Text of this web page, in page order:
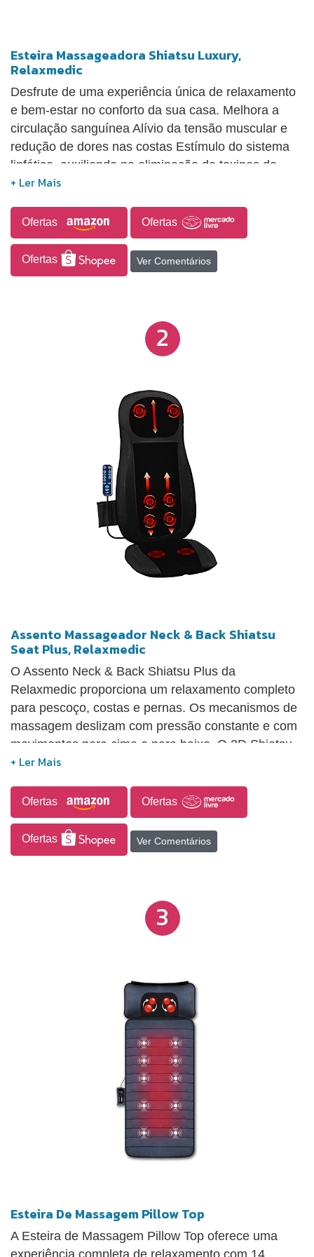
Esteira Massageadora Shiatsu Luxury,
Relaxmedic
Desfrute de uma experiência única de relaxamento
e bem-estar no conforto da sua casa. Melhora a
circulação sanguínea Alívio da tensão muscular e
redução de dores nas costas Estímulo do sistema
linfático, auxiliando na eliminação de toxinas do
corpo. Aumento da sensação de bem-estar e
Melhora a circulação sanguínea; Alívio da tensão
muscular e redução de dores nas costas; Estímulo
do sistema linfático, auxiliando na eliminação de
toxinas do corpo; Aumento da sensação de bem-
da qualidade do sono; Estímulo do fluxo de energia
vital, promovendo a harmonia do corpo e mente;
pode colocá-lo onde preferir.
Ofertas Ofertas
Ofertas Ver Comentários
2
Assento Massageador Neck & Back Shiatsu
Seat Plus, Relaxmedic
O Assento Neck & Back Shiatsu Plus da
Relaxmedic proporciona um relaxamento completo
para pescoço, costas e pernas. Os mecanismos de
massagem deslizam com pressão constante e com
movimentos para cima e para baixo. O 3D Shiatsu
que intensifica ainda mais a experiência da
massagem feita pelas mãos de um massagista
profissional. O aquecimento no pescoço e nas
costas intensificam o resultado de relaxamento da
massagem. Utilize também o Ajuste de Altura para
massageador exclusivamente para você.
Ofertas Ofertas
Ofertas Ver Comentários
3
Esteira De Massagem Pillow Top
A Esteira de Massagem Pillow Top oferece uma
experiência completa de relaxamento com 14